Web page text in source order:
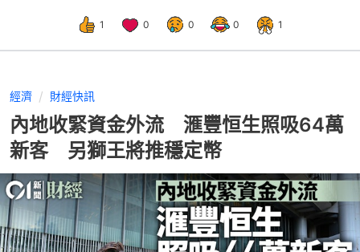
1 0 0 0 1
經濟 財經快訊
內地收緊資金外流 滙豐恒生照吸64萬
新客 另獅王將推穩定幣